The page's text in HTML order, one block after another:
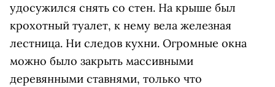
удосужился снять со стен. На крыше был
крохотный туалет, к нему вела железная
лестница. Ни следов кухни. Огромные окна
можно было закрыть массивными
деревянными ставнями, только что